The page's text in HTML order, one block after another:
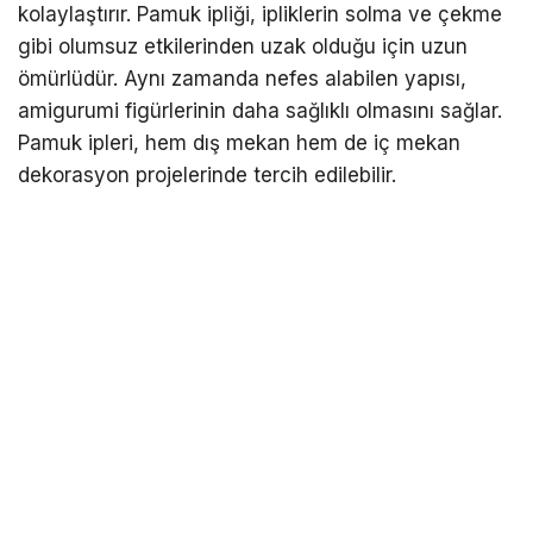
kolaylaştırır. Pamuk ipliği, ipliklerin solma ve çekme
gibi olumsuz etkilerinden uzak olduğu için uzun
ömürlüdür. Aynı zamanda nefes alabilen yapısı,
amigurumi figürlerinin daha sağlıklı olmasını sağlar.
Pamuk ipleri, hem dış mekan hem de iç mekan
dekorasyon projelerinde tercih edilebilir.